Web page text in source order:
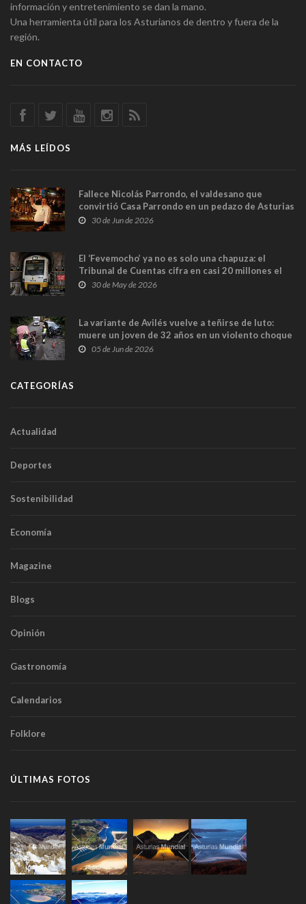
información y entretenimiento se dan la mano.
Una herramienta útil para los Asturianos de dentro y fuera de la
región.
EN CONTACTO
MÁS LEÍDOS
Fallece Nicolás Parrondo, el valdesano que
convirtió Casa Parrondo en un pedazo de Asturias
en Madrid
30 de Jun de 2026
El ‘Fevemocho’ ya no es solo una chapuza: el
Tribunal de Cuentas cifra en casi 20 millones el
sobrecoste de los trenes que no cabían por los
30 de May de 2026
La variante de Avilés vuelve a teñirse de luto:
muere un joven de 32 años en un violento choque
frontal
05 de Jun de 2026
CATEGORÍAS
Actualidad
Deportes
Sostenibilidad
Economía
Magazine
Blogs
Opinión
Gastronomía
Calendarios
Folklore
ÚLTIMAS FOTOS